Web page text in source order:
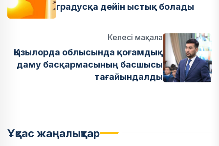
градусқа дейін ыстық болады
Келесі мақала
Қызылорда облысында қоғамдық
даму басқармасының басшысы
тағайындалды
Ұқсас жаңалықтар